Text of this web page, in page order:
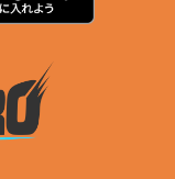
繁體中文